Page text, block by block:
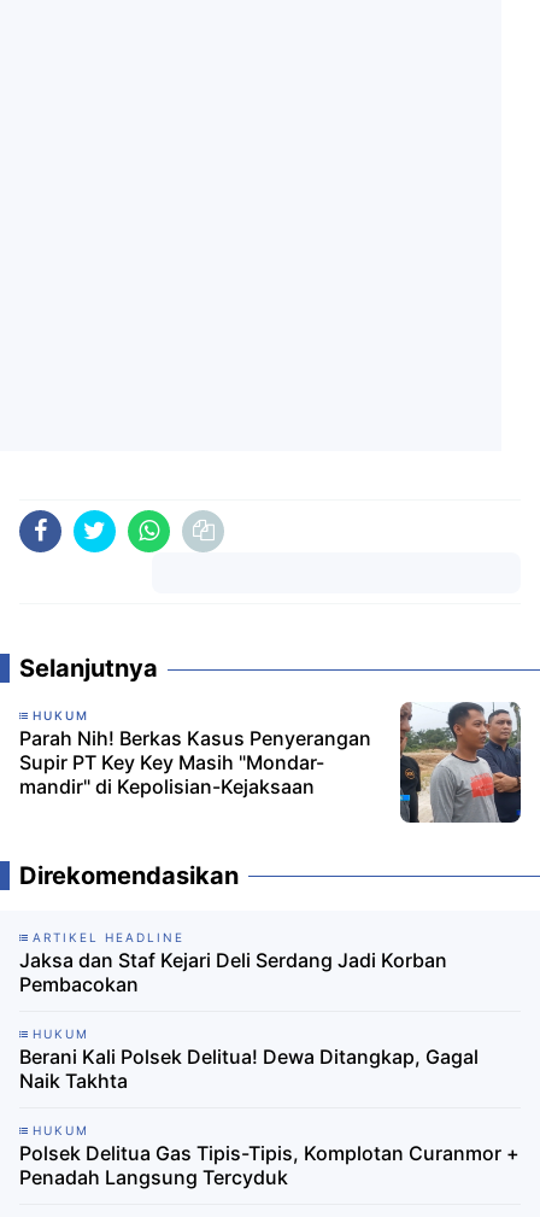
Selanjutnya
HUKUM
Parah Nih! Berkas Kasus Penyerangan
Supir PT Key Key Masih "Mondar-
mandir" di Kepolisian-Kejaksaan
Direkomendasikan
ARTIKEL HEADLINE
Jaksa dan Staf Kejari Deli Serdang Jadi Korban
Pembacokan
HUKUM
Berani Kali Polsek Delitua! Dewa Ditangkap, Gagal
Naik Takhta
HUKUM
Polsek Delitua Gas Tipis-Tipis, Komplotan Curanmor +
Penadah Langsung Tercyduk